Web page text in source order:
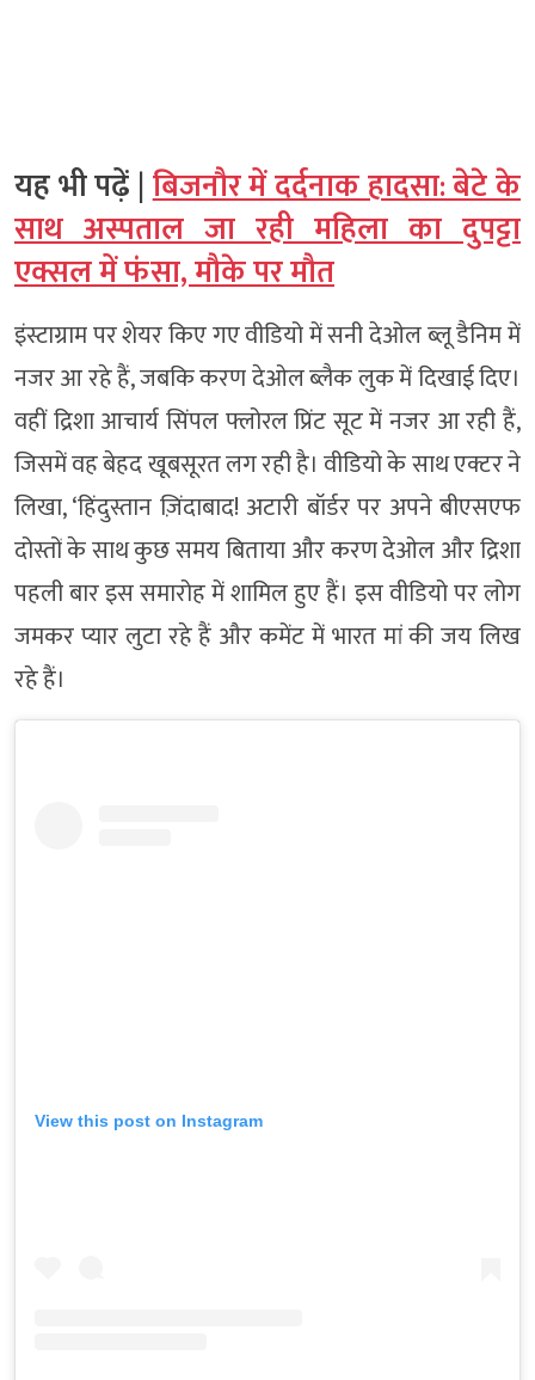
यह भी पढ़ें |बिजनौर में दर्दनाक हादसा: बेटे के
साथ अस्पताल जा रही महिला का दुपट्टा
एक्सल में फंसा, मौके पर मौत
इंस्टाग्राम पर शेयर किए गए वीडियो में सनी देओल ब्लू डैनिम में
नजर आ रहे हैं, जबकि करण देओल ब्लैक लुक में दिखाई दिए।
वहीं द्रिशा आचार्य सिंपल फ्लोरल प्रिंट सूट में नजर आ रही हैं,
जिसमें वह बेहद खूबसूरत लग रही है। वीडियो के साथ एक्टर ने
लिखा, ‘हिंदुस्तान ज़िंदाबाद! अटारी बॉर्डर पर अपने बीएसएफ
दोस्तों के साथ कुछ समय बिताया और करण देओल और द्रिशा
पहली बार इस समारोह में शामिल हुए हैं। इस वीडियो पर लोग
जमकर प्यार लुटा रहे हैं और कमेंट में भारत मां की जय लिख
रहे हैं।
View this post on Instagram